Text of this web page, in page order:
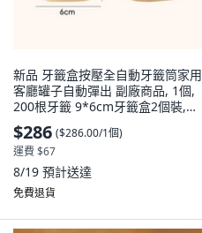
新品 牙籤盒按壓全自動牙籤筒家用
客廳罐子自動彈出 副廠商品, 1個,
200根牙籤 9*6cm牙籤盒2個裝,
N/A
$286 ($286.00/1個)
運費 $67
8/19 預計送達
免費退貨